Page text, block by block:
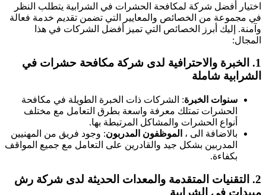
أفضل شركة لمكافحة الحشرات في الشرابية يتطلب النظر
مجموعة من الخصائص والمعايير التي تضمن تقديم خدمة فعالة
إليك أبرز الخصائص التي تميز أفضل الشركات في هذا
الخبرة والاحترافيةلدىشركة مكافحة حشرات في
شاملة
سنوات الخبرة : الشركات ذات الخبرة الطويلة في مكافحة
الحشرات تمتلك معرفة واسعة بطرق التعامل مع مختلف
أنواع الحشرات والمشاكل المرتبطة بها.
بالاضافة الى ، الموظفون المدربون: وجود فريق من المهنيين
المدربين بشكل جيد والقادرين على التعامل مع جميع المواقف
بكفاءة.
التقنيات المتقدمة والمعدات الحديثةلدىشركة رش
في الشرابية